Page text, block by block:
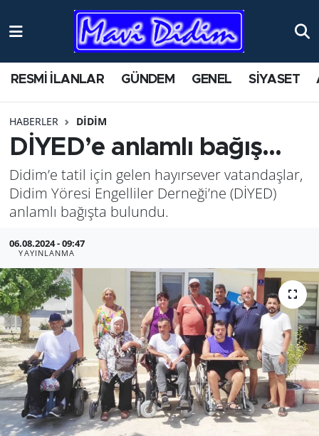
RESMİ İLANLAR GÜNDEM GENEL SİYASET
HABERLER DİDİM
DİYED’e anlamlı bağış…
Didim’e tatil için gelen hayırsever vatandaşlar,
Didim Yöresi Engelliler Derneği’ne (DİYED)
anlamlı bağışta bulundu.
06.08.2024 - 09:47
YAYINLANMA